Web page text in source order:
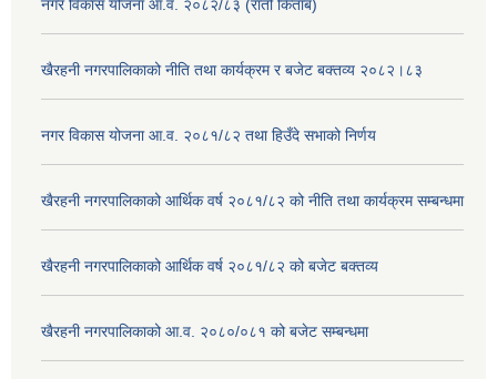
नगर विकास योजना आ.व. २०८२/८३ (रातो किताब)
खैरहनी नगरपालिकाको नीति तथा कार्यक्रम र बजेट बक्तव्य २०८२।८३
नगर विकास योजना आ.व. २०८१/८२ तथा हिउँदे सभाको निर्णय
खैरहनी नगरपालिकाको आर्थिक वर्ष २०८१/८२ को नीति तथा कार्यक्रम सम्बन्धमा
खैरहनी नगरपालिकाको आर्थिक वर्ष २०८१/८२ को बजेट बक्तव्य
खैरहनी नगरपालिकाको आ.व. २०८०/०८१ को बजेट सम्बन्धमा